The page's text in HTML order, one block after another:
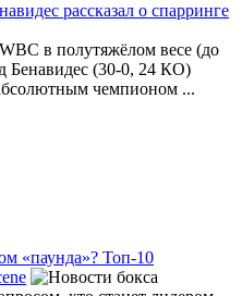
рассказал о спарринге
в полутяжёлом весе (до
Бенавидес (30-0, 24 КО)
чемпионом ...
«паунда»? Топ-10